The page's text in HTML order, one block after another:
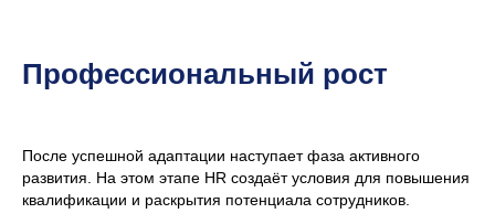
Профессиональный рост
После успешной адаптации наступает фаза активного
развития. На этом этапе HR создаёт условия для повышения
квалификации и раскрытия потенциала сотрудников.